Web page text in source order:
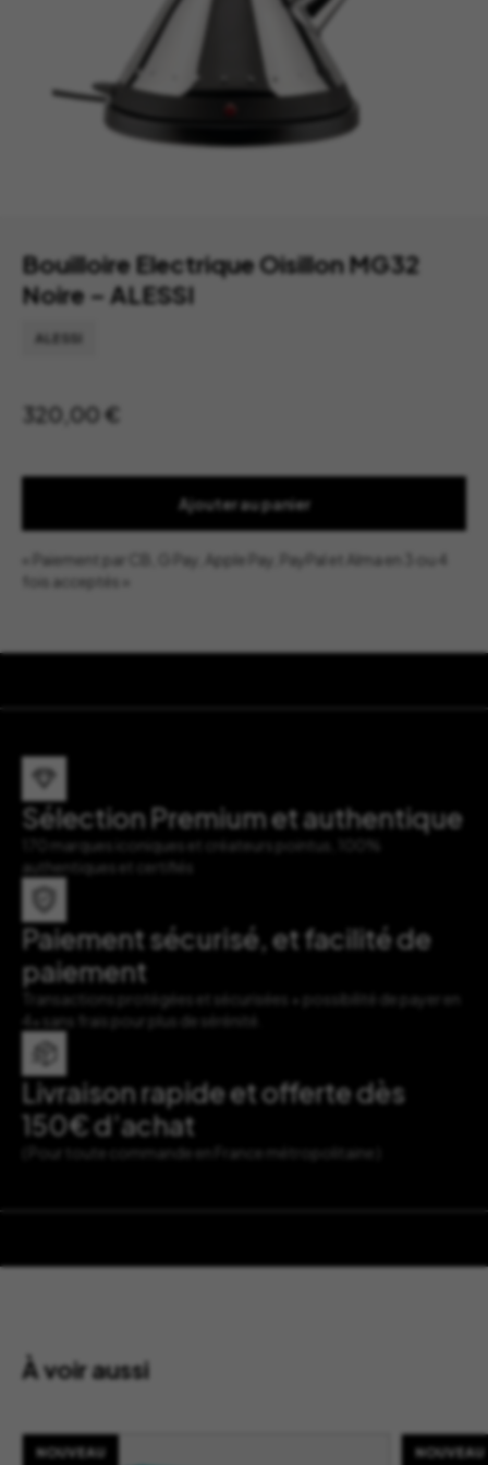
Bouilloire Electrique Oisillon MG32
Noire – ALESSI
ALESSI
320,00 €
Ajouter au panier
« Paiement par CB, G Pay, Apple Pay, PayPal et Alma en 3 ou 4
fois acceptés »
Sélection Premium et authentique
170 marques iconiques et créateurs pointus, 100%
authentiques et certifiés
Paiement sécurisé, et facilité de
paiement
Transactions protégées et sécurisées + possibilité de payer en
4x sans frais pour plus de sérénité.
Livraison rapide et offerte dès
150€ d’achat
( Pour toute commande en France métropolitaine )
À voir aussi
NOUVEAU NOUVEAU